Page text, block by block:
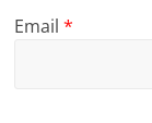
Email*